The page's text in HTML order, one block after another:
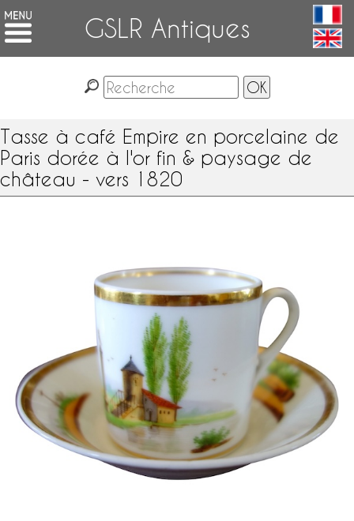
GSLR Antiques
Tasse à café Empire en porcelaine de
Paris dorée à l'or fin & paysage de
château - vers 1820